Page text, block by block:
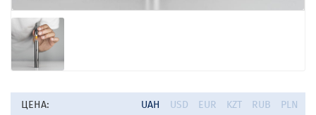
ЦЕНА: UAH USD EUR KZT RUB PLN